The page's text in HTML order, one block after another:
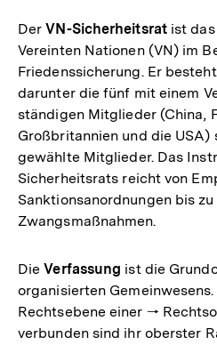
DerVN-Sicherheitsratist das
Vereinten Nationen (VN) im
Friedenssicherung. Er
darunter die fünf mit einem
ständigen Mitglieder (China,
Großbritannien und die USA)
gewählte Mitglieder. Das
Sicherheitsrats reicht von
Sanktionsanordnungen bis
Zwangsmaßnahmen.
DieVerfassung ist die
organisierten
Rechtsebene einer 🠒
verbunden sind ihr oberster